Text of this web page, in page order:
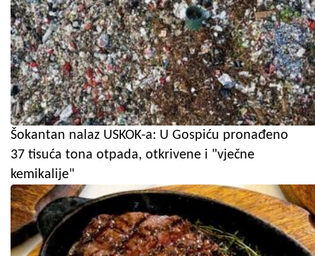
Šokantan nalaz USKOK-a: U Gospiću pronađeno
37 tisuća tona otpada, otkrivene i "vječne
kemikalije"